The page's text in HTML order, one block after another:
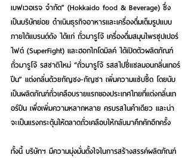
เบฟเวอเรจ จำกัด” (Hokkaido food & Beverage) ซึ่ง
เป็นบริษัทย่อย ดำเนินธุรกิจอาหารและเครื่องดื่มเต็มรูปแบบ
ภายใต้แบรนด์ดัง ได้แก่ ถั่วมารูโจ้ เครื่องดื่มสมุนไพรซุปเปอร์
ไฟต์ (SuperFight) และฮอกไกโดมิลค์ ได้เปิดตัวผลิตภัณฑ์
ถั่วมารูโจ้ รสชาติใหม่ “ถั่วมารูโจ้ รสสไปซี่แซลมอนกลิ่นเทอร์
ปีน” แต่งกลิ่นด้วยกัญชง-กัญชา เพิ่มความแซ่บซี้ด โดยนับ
เป็นผลิตภัณฑ์ถั่วเคลือบรายแรกของประเทศไทยที่แต่งกลิ่นเท
อร์ปีน เพื่อเพิ่มความหลากหลาย ครบรสในคำเดียว และน่า
จะเป็นแรงกระตุ้นให้ตลาดถั่วเคลือบให้กลับมาคึกคักอีกครั้ง
ทั้งนี้ บริษัทฯ มีความมุ่งมั่นตั้งใจในการสร้างสรรค์ผลิตภัณฑ์